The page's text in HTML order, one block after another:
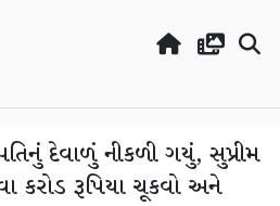
દેવાળું નીકળી ગયું, સુપ્રીમ
કરોડ રૂપિયા ચૂકવો અને